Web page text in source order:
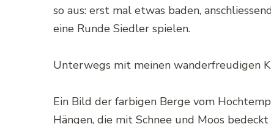
so aus: erst mal etwas baden,
eine Runde Siedler spielen.
Unterwegs mit meinen wanderfreudigen
Ein Bild der farbigen Berge vom
Hängen, die mit Schnee und Moos